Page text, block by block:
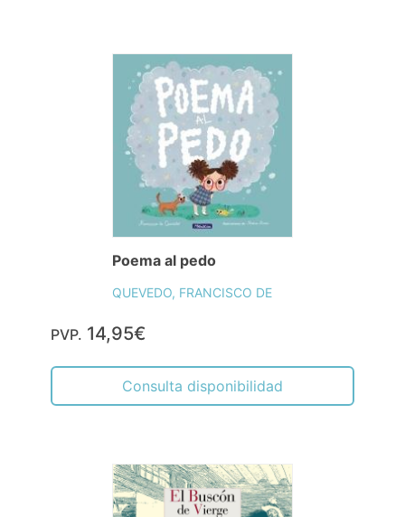
Poema al pedo
QUEVEDO, FRANCISCO DE
PVP. 14,95€
Consulta disponibilidad